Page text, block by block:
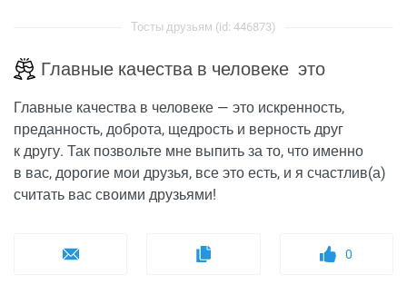
Тосты друзьям (id: 446873)
Главные качества в человеке это
Главные качества в человеке — это искренность,
преданность, доброта, щедрость и верность друг
к другу. Так позвольте мне выпить за то, что именно
в вас, дорогие мои друзья, все это есть, и я счастлив(а)
считать вас своими друзьями!
0